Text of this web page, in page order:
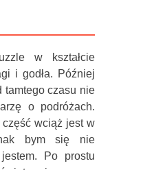
w kształcie
i godła. Później
tamtego czasu nie
o podróżach.
część wciąż jest w
bym się nie
Po prostu